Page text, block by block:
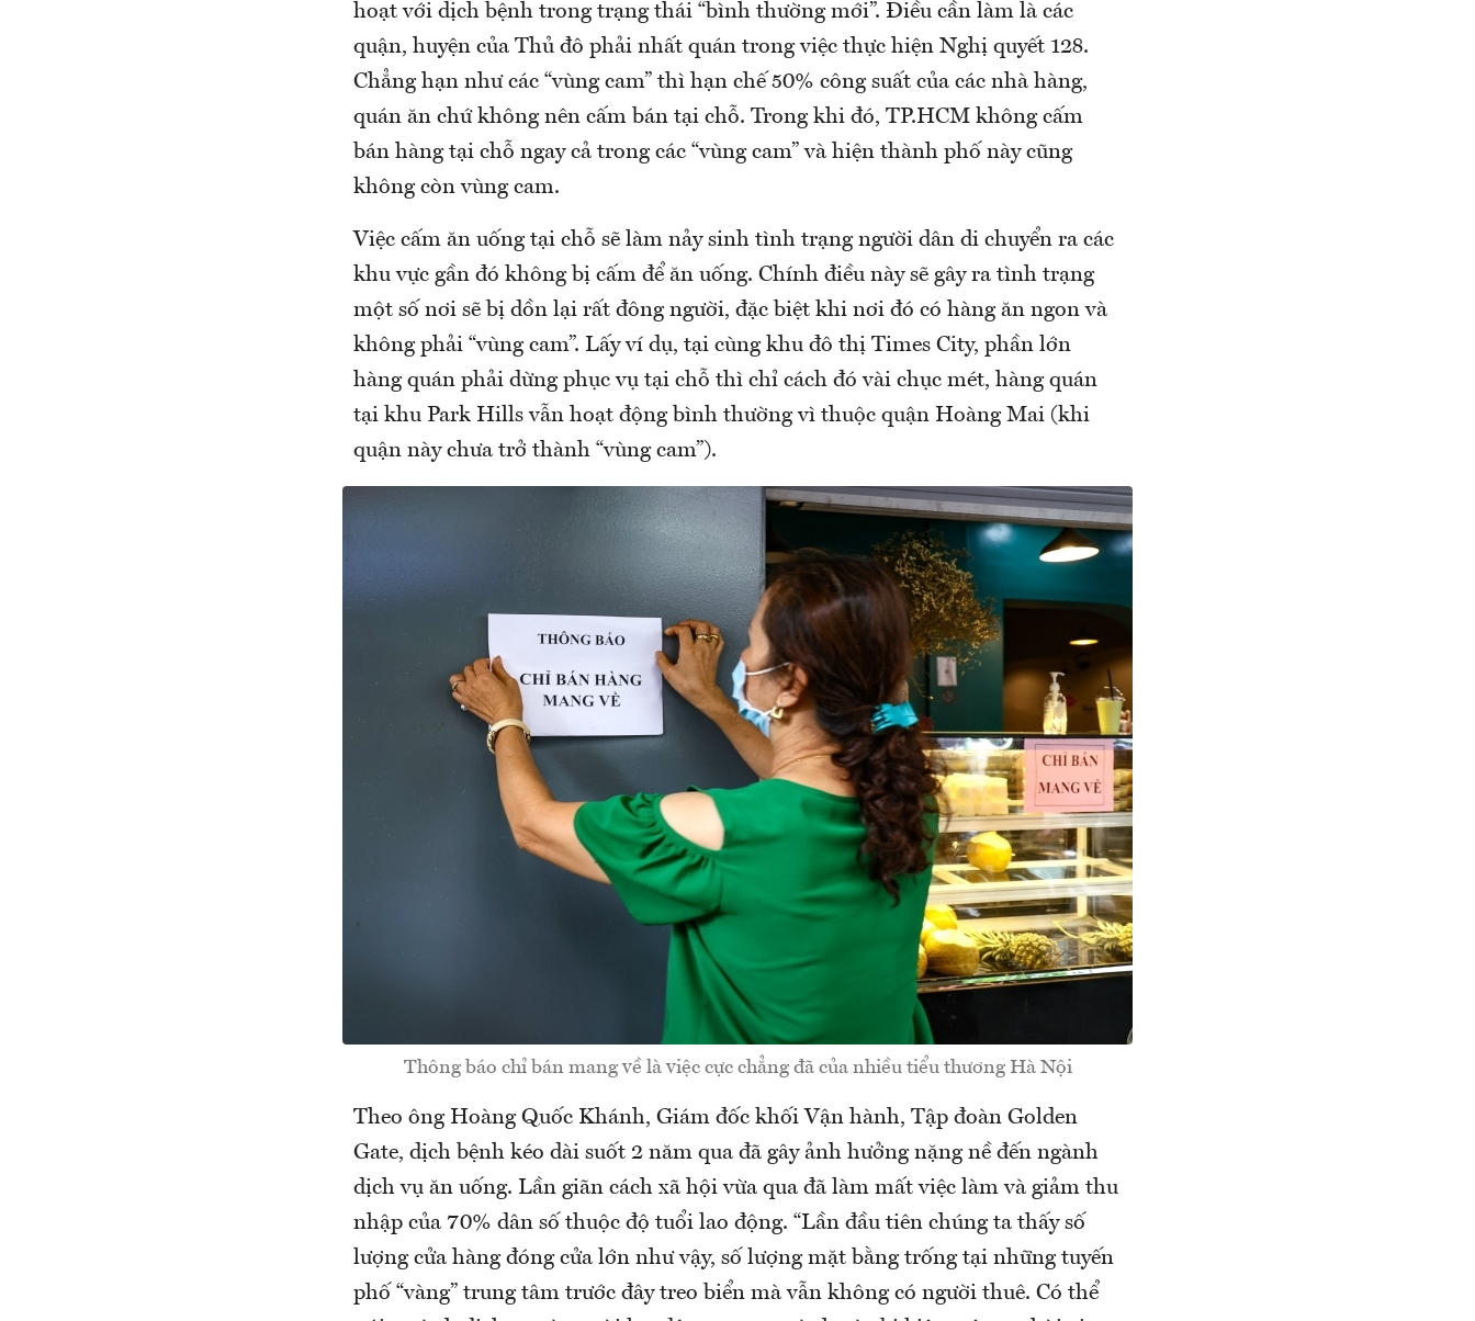
hoạt với dịch bệnh trong trạng thái “bình thường mới”. Điều cần làm là các
quận, huyện của Thủ đô phải nhất quán trong việc thực hiện Nghị quyết 128.
Chẳng hạn như các “vùng cam” thì hạn chế 50% công suất của các nhà hàng,
quán ăn chứ không nên cấm bán tại chỗ. Trong khi đó, TP.HCM không cấm
bán hàng tại chỗ ngay cả trong các “vùng cam” và hiện thành phố này cũng
không còn vùng cam.
Việc cấm ăn uống tại chỗ sẽ làm nảy sinh tình trạng người dân di chuyển ra các
khu vực gần đó không bị cấm để ăn uống. Chính điều này sẽ gây ra tình trạng
một số nơi sẽ bị dồn lại rất đông người, đặc biệt khi nơi đó có hàng ăn ngon và
không phải “vùng cam”. Lấy ví dụ, tại cùng khu đô thị Times City, phần lớn
hàng quán phải dừng phục vụ tại chỗ thì chỉ cách đó vài chục mét, hàng quán
tại khu Park Hills vẫn hoạt động bình thường vì thuộc quận Hoàng Mai (khi
quận này chưa trở thành “vùng cam”).
Thông báo chỉ bán mang về là việc cực chẳng đã của nhiều tiểu thương Hà Nội
Theo ông Hoàng Quốc Khánh, Giám đốc khối Vận hành, Tập đoàn Golden
Gate, dịch bệnh kéo dài suốt 2 năm qua đã gây ảnh hưởng nặng nề đến ngành
dịch vụ ăn uống. Lần giãn cách xã hội vừa qua đã làm mất việc làm và giảm thu
nhập của 70% dân số thuộc độ tuổi lao động. “Lần đầu tiên chúng ta thấy số
lượng cửa hàng đóng cửa lớn như vậy, số lượng mặt bằng trống tại những tuyến
phố “vàng” trung tâm trước đây treo biển mà vẫn không có người thuê. Có thể